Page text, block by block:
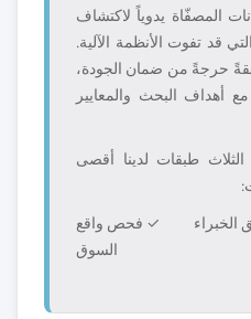
المصفّاة يدوياً لاكتشاف
قد تفوت الأنظمة الآلية.
حرجةً من ضمان الجودة،
أهداف البحث والمعايير
طبقات لدينا أقصى
الخبراء
✓ فحص واقع
السوق